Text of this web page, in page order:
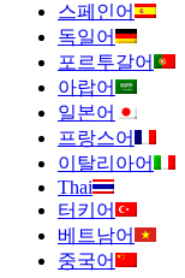
스페인어
독일어
포르투갈어
아랍어
일본어
프랑스어
이탈리아어
Thai
터키어
베트남어
중국어